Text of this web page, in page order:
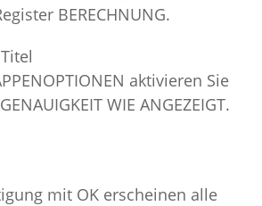
BERECHNUNG.
aktivieren Sie
WIE ANGEZEIGT.
mit OK erscheinen alle